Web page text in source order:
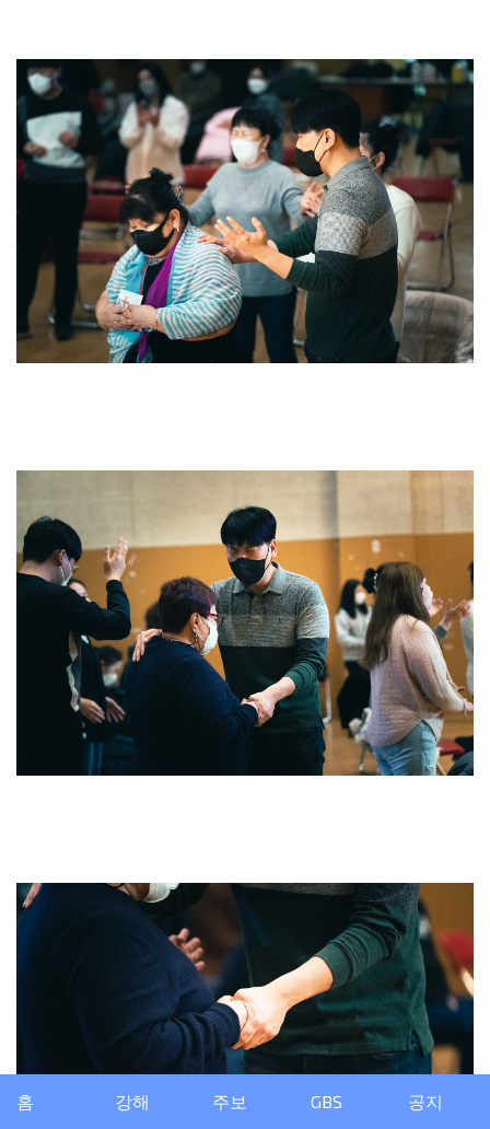
홈 강해 주보 GBS 공지